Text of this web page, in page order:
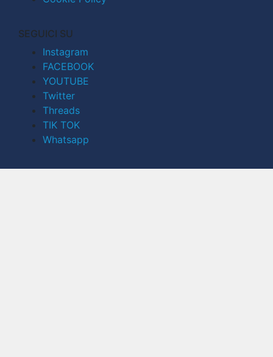
SEGUICI SU
Instagram
FACEBOOK
YOUTUBE
Twitter
Threads
TIK TOK
Whatsapp